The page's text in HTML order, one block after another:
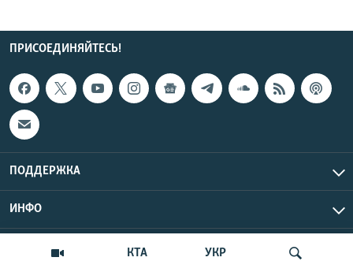
КТА УКР
ПРИСОЕДИНЯЙТЕСЬ!
ПОДДЕРЖКА
ИНФО
Copyright Крым.Реалии, 2026 | Все права защищены.
UTC+3